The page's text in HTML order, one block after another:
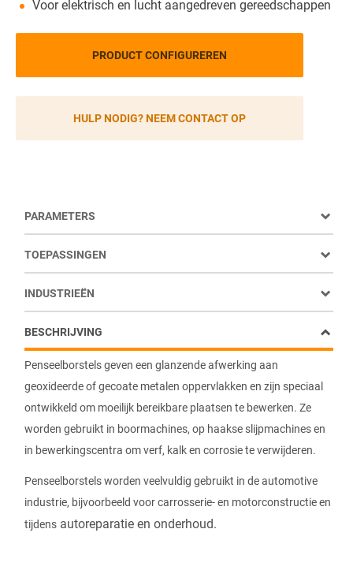
Voor elektrisch en lucht aangedreven gereedschappen
PRODUCT CONFIGUREREN
HULP NODIG? NEEM CONTACT OP
Penseelborstels geven een glanzende afwerking aan
geoxideerde of gecoate metalen oppervlakken en zijn speciaal
ontwikkeld om moeilijk bereikbare plaatsen te bewerken. Ze
worden gebruikt in boormachines, op haakse slijpmachines en
in bewerkingscentra om verf, kalk en corrosie te verwijderen.
Penseelborstels worden veelvuldig gebruikt in de automotive
industrie, bijvoorbeeld voor carrosserie- en motorconstructie en
tijdens autoreparatie en onderhoud.
BESCHRIJVING
PARAMETERS
TOEPASSINGEN
INDUSTRIEËN